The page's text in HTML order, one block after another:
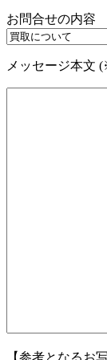
お問合せの内容
メッセージ本文